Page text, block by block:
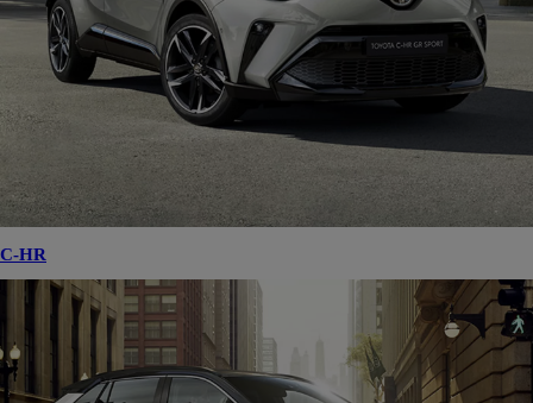
C-HR